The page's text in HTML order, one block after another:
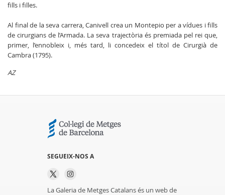
fills i filles.
Al final de la seva carrera, Canivell crea un Montepio per a vídues i fills
de cirurgians de l’Armada. La seva trajectòria és premiada pel rei que,
primer, l’ennobleix i, més tard, li concedeix el títol de Cirurgià de
Cambra (1795).
AZ
SEGUEIX-NOS A
La Galeria de Metges Catalans és un web de